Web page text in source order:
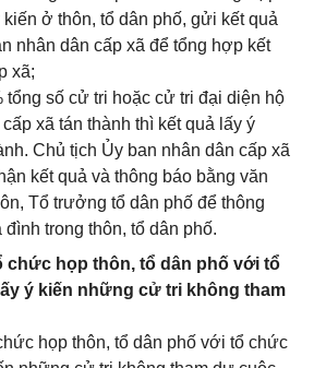
kiến ở thôn, tổ dân phố, gửi kết quả
nhân dân cấp xã để tổng hợp kết
xã;
tổng số cử tri hoặc cử tri đại diện hộ
xã tán thành thì kết quả lấy ý
Chủ tịch Ủy ban nhân dân cấp xã
kết quả và thông báo bằng văn
Tổ trưởng tổ dân phố để thông
đình trong thôn, tổ dân phố.
chức họp thôn, tổ dân phố với tổ
ý kiến những cử tri không tham
họp thôn, tổ dân phố với tổ chức